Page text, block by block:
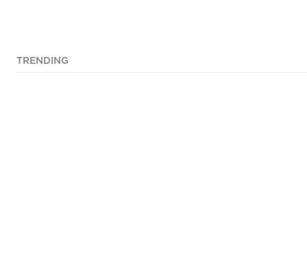
TRENDING